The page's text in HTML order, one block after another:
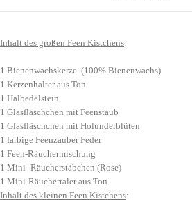
Inhalt des großen Feen Kistchens:
1 Bienenwachskerze (100% Bienenwachs)
1 Kerzenhalter aus Ton
1 Halbedelstein
1 Glasfläschchen mit Feenstaub
1 Glasfläschchen mit Holunderblüten
1 farbige Feenzauber Feder
1 Feen-Räuchermischung
1 Mini- Räucherstäbchen (Rose)
1 Mini-Räuchertaler aus Ton
Inhalt des kleinen Feen Kistchens: